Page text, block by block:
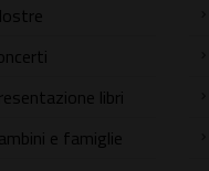
libri
e famiglie